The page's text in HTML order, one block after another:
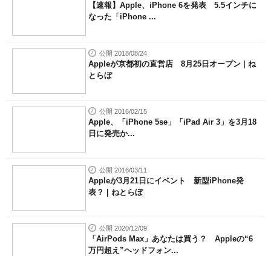
【速報】Apple、iPhone 6を発表 5.5インチに
なった「iPhone ...
公開 2018/08/24
Appleが京都初の直営店 8月25日オープン | ね
とらぼ
公開 2016/02/15
Apple、「iPhone 5se」「iPad Air 3」を3月18
日に発売か...
公開 2016/03/11
Appleが3月21日にイベント 新型iPhone発
表？ | ねとらぼ
公開 2020/12/09
「AirPods Max」あなたは買う？ Appleの“6
万円超え”ヘッドフォン...